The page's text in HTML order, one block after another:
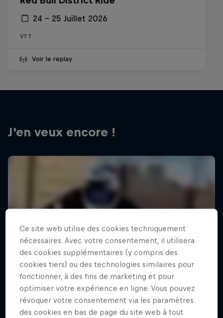
24 – 25 Juillet 2026
VTT
Voir le replay
J'en veux encore !
Ce site web utilise des cookies techniquement
nécessaires. Avec votre consentement, il utilisera
des cookies supplémentaires (y compris des
cookies tiers) ou des technologies similaires pour
fonctionner, à des fins de marketing et pour
optimiser votre expérience en ligne. Vous pouvez
révoquer votre consentement via les paramètres
des cookies en bas de page du site web à tout